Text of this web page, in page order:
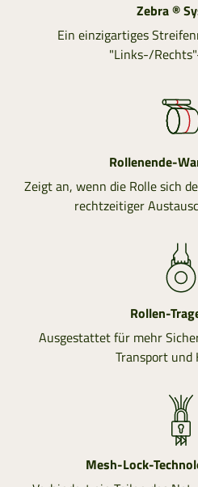
Zebra ®
Ein einzigartiges
"Links-/
Rollenende-
Zeigt an, wenn die Rolle sich
rechtzeitiger
Rollen-
Ausgestattet für mehr
Transport und
Mesh-Lock-